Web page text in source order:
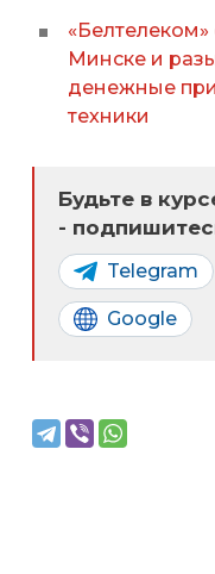
Минске и
денежные
техники
Будьте в
-
Telegram
Google